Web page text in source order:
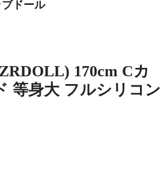
ブドール
170cm Cカ
等身大 フルシリコン